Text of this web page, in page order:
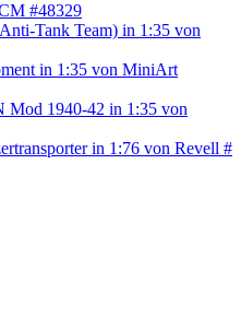
#48329
Tank Team) in 1:35 von
in 1:35 von MiniArt
Mod 1940-42 in 1:35 von
in 1:76 von Revell #